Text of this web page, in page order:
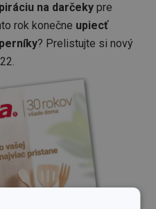
na darčeky pre
rok konečne upiecť
? Prelistujte si nový